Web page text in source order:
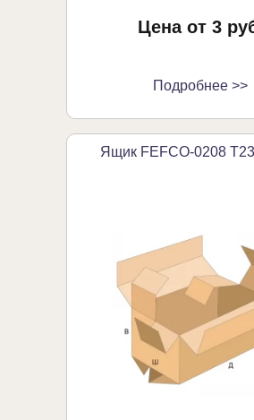
Цена от 3
Подробнее >>
Ящик FEFCO-0208